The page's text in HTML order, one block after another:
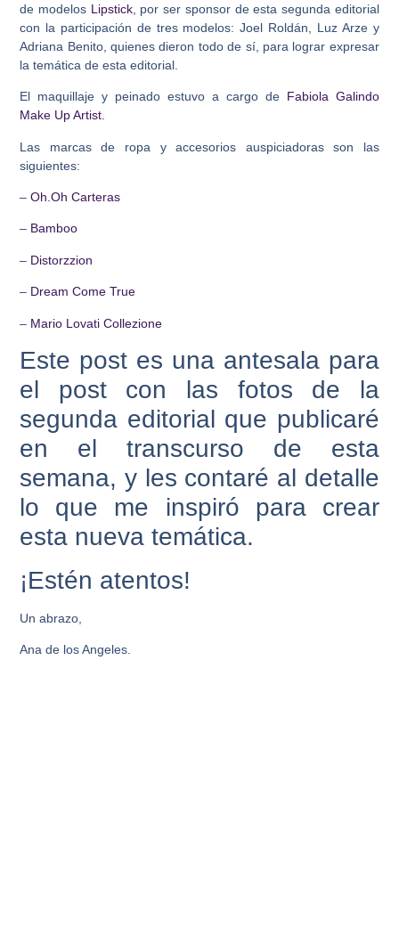
de modelos Lipstick, por ser sponsor de esta segunda editorial
con la participación de tres modelos: Joel Roldán, Luz Arze y
Adriana Benito, quienes dieron todo de sí, para lograr expresar
la temática de esta editorial.
El maquillaje y peinado estuvo a cargo de Fabiola Galindo
Make Up Artist.
Las marcas de ropa y accesorios auspiciadoras son las
siguientes:
– Oh.Oh Carteras
– Bamboo
– Distorzzion
– Dream Come True
– Mario Lovati Collezione
Este post es una antesala para
el post con las fotos de la
segunda editorial que publicaré
en el transcurso de esta
semana, y les contaré al detalle
lo que me inspiró para crear
esta nueva temática.
¡Estén atentos!
Un abrazo,
Ana de los Angeles.